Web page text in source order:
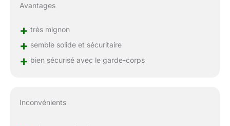
Avantages
+ très mignon
+ semble solide et sécuritaire
+ bien sécurisé avec le garde-corps
Inconvénients